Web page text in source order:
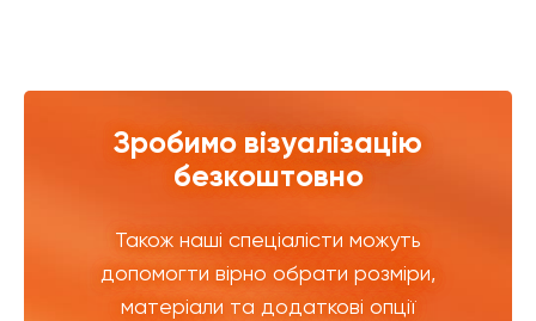
Зробимо візуалізацію
безкоштовно
Також наші спеціалісти можуть
допомогти вірно обрати розміри,
матеріали та додаткові опції